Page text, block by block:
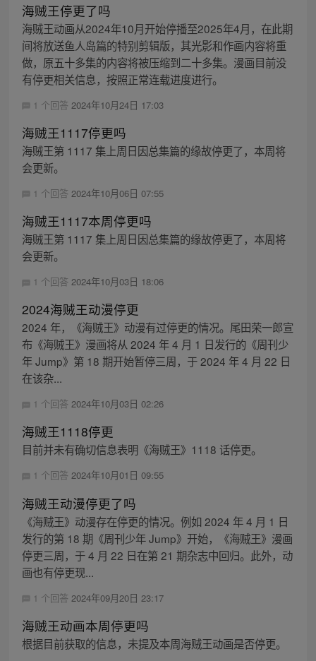
海贼王停更了吗
海贼王动画从2024年10月开始停播至2025年4月，在此期
间将放送鱼人岛篇的特别剪辑版，其光影和作画内容将重
做，原五十多集的内容将被压缩到二十多集。漫画目前没
有停更相关信息，按照正常连载进度进行。
1 个回答 2024年10月24日 17:03
海贼王1117停更吗
海贼王第 1117 集上周日因总集篇的缘故停更了，本周将
会更新。
1 个回答 2024年10月06日 07:55
海贼王1117本周停更吗
海贼王第 1117 集上周日因总集篇的缘故停更了，本周将
会更新。
1 个回答 2024年10月03日 18:06
2024海贼王动漫停更
2024 年，《海贼王》动漫有过停更的情况。尾田荣一郎宣
布《海贼王》漫画将从 2024 年 4 月 1 日发行的《周刊少
年 Jump》第 18 期开始暂停三周，于 2024 年 4 月 22 日
在该杂...
1 个回答 2024年10月03日 02:26
海贼王1118停更
目前并未有确切信息表明《海贼王》1118 话停更。
1 个回答 2024年10月01日 09:55
海贼王动漫停更了吗
《海贼王》动漫存在停更的情况。例如 2024 年 4 月 1 日
发行的第 18 期《周刊少年 Jump》开始，《海贼王》漫画
停更三周，于 4 月 22 日在第 21 期杂志中回归。此外，动
画也有停更现...
1 个回答 2024年09月20日 23:17
海贼王动画本周停更吗
根据目前获取的信息，未提及本周海贼王动画是否停更。